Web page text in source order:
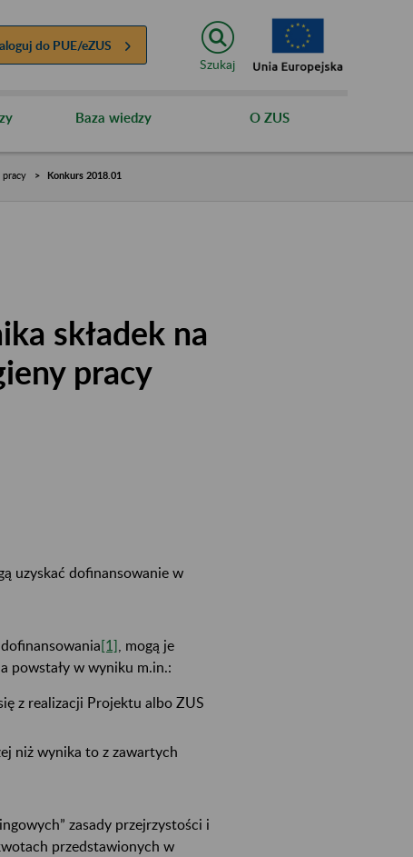
do PUE/eZUS
Szukaj
Baza wiedzy O ZUS
pracy Konkurs 2018.01
składek na
pracy
uzyskać dofinansowanie w
[1] , mogą je
powstały w wyniku m.in.:
z realizacji Projektu albo ZUS
niż wynika to z zawartych
zasady przejrzystości i
przedstawionych w